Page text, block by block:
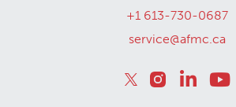
+1 613-730-0687
service@afmc.ca